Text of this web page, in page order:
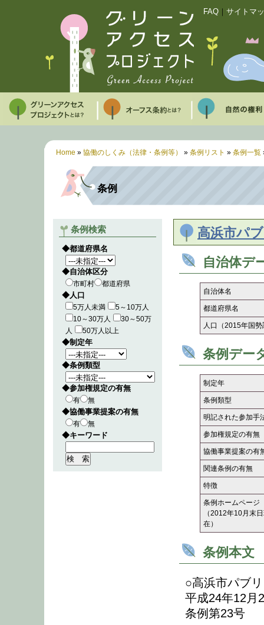
FAQ サイトマ
Home » 協働のしくみ（法律・条例等） » 条例リスト » 条例一覧
条例
条例検索
◆都道府県名
◆自治体区分
市町村 都道府県
◆人口
5万人未満
5～10万人
10～30万人
30～50万
人
50万人以上
◆制定年
◆条例類型
◆参加権規定の有無
有 無
◆協働事業提案の有無
有 無
◆キーワード
高浜市パ
自治体デ
自治体名
都道府県名
人口（2015年国勢
条例デー
制定年
条例類型
明記された参加手
参加権規定の有無
協働事業提案の有
関連条例の有無
特徴
条例ホームページ
（2012年10月末
在）
条例本文
○高浜市パブ
平成24年12月
条例第23号